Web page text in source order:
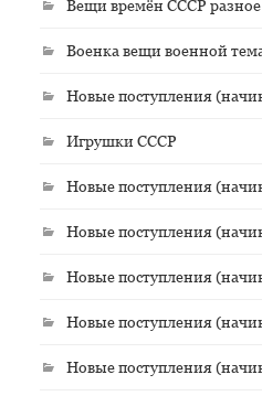
Вещи времён СССР разное
Военка вещи военной
Новые поступления
Игрушки СССР
Новые поступления
Новые поступления
Новые поступления
Новые поступления
Новые поступления